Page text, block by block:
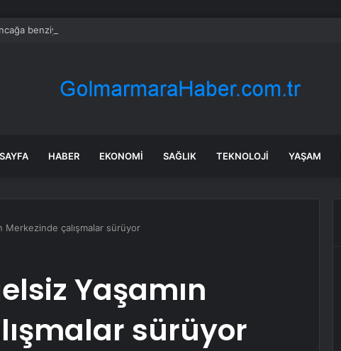
benziyor ama gerçek: Dünyanın en küçük atı seçildi
HABER EKONOMI SAĞLIK TEKNOLOJI YAŞAM
Merkezinde çalışmalar sürüyor
Yaşamın
sürüyor